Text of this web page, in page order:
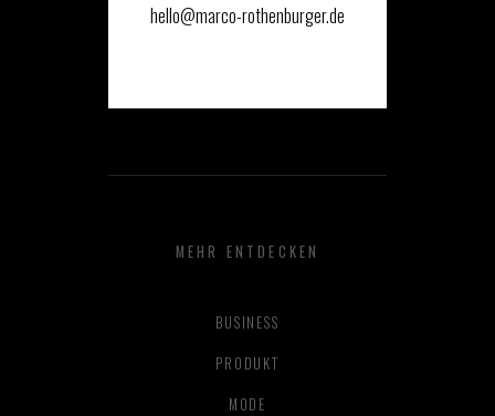
hello@marco-rothenburger.de
MEHR ENTDECKEN
BUSINESS
PRODUKT
MODE